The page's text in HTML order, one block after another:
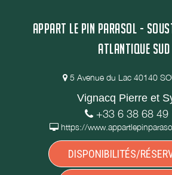
APPART LE PIN PARASOL -
ATLANTIQUE SUD
5 Avenue du Lac 40140
Vignacq Pierre et
+33 6 38 68 49
https://
DISPONIBILITÉS/